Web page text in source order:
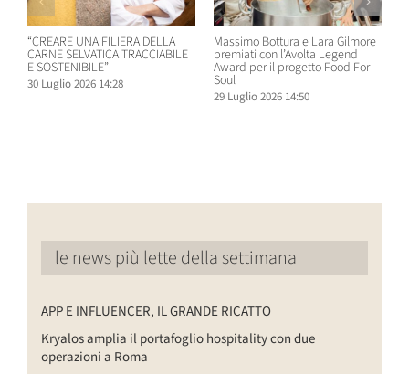
“CREARE UNA FILIERA DELLA
CARNE SELVATICA TRACCIABILE
E SOSTENIBILE”
30 Luglio 2026 14:28
Massimo Bottura e Lara Gilmore
premiati con l’Avolta Legend
Award per il progetto Food For
Soul
29 Luglio 2026 14:50
le news più lette della settimana
APP E INFLUENCER, IL GRANDE RICATTO
Kryalos amplia il portafoglio hospitality con due
operazioni a Roma